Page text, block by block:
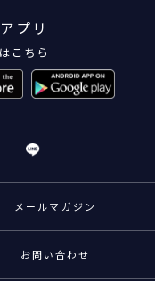
プリ
こちら
メールマガジン
お問い合わせ